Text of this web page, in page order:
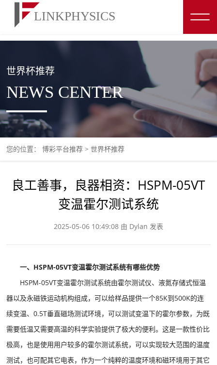
博彩平台推荐
世界杯推荐
NEWS CENTER
您的位置：博彩平台推荐 >世界杯推荐
良工善事，良器相资：HSPM-05VT
变温霍尔测试系统
2025-05-06 10:49:08 由 Dylan 发表
一、HSPM-05VT变温霍尔测试系统有哪些优势
HSPM-05VT变温霍尔测试系统由霍尔测试仪、液氮存储式恒温
器以及永磁铁运动机构组成，可以给样品提供一个85K到500K的连
续变温、0.5T垂直磁场测试环境，可以测试变温下的霍尔参数，为既
需要低温又需要高温的科学实验提供了极大的便利。这是一款性价比
极高，也是使用用户较多的霍尔测试系统，可以实现较大范围的温度
测试，也可配其它电表，作为一个纯粹的温度环境和磁环境用于其它